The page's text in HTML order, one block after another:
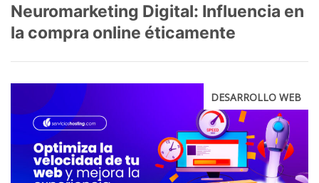
Neuromarketing Digital: Influencia en
la compra online éticamente
DESARROLLO WEB